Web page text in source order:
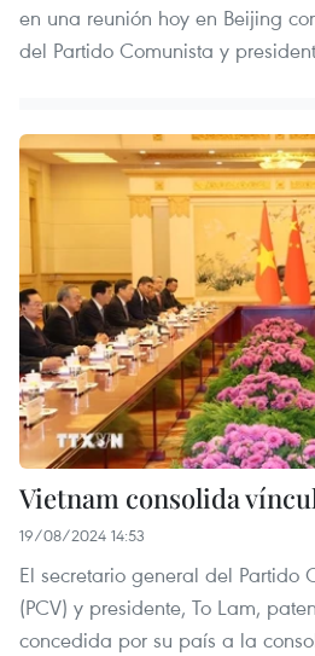
en una reunión hoy en Beijing
del Partido Comunista y
Vietnam consolida
19/08/2024 14:53
El secretario general del Partido
(PCV) y presidente, To Lam,
concedida por su país a la